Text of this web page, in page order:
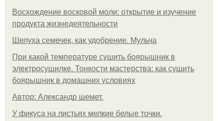
Восхождение восковой моли: открытие и изучение
продукта жизнедеятельности
Шелуха семечек, как удобрение. Мульча
При какой температуре сушить боярышник в
электросушилке. Тонкости мастерства: как сушить
боярышник в домашних условиях
Автор: Александр шемет.
У фикуса на листьях мелкие белые точки.